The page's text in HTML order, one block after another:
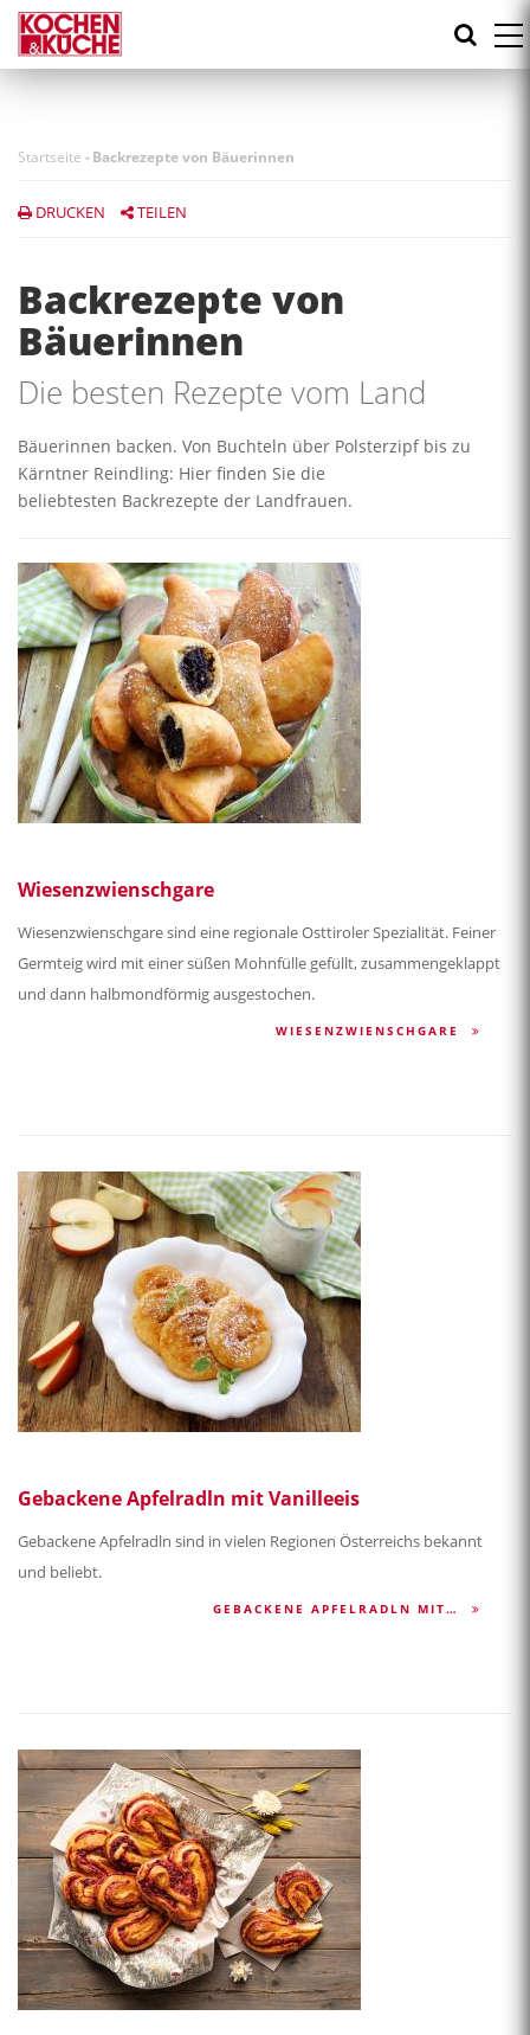
Direkt
zum
Inhalt
Startseite -Backrezepte von Bäuerinnen
DRUCKEN TEILEN
Backrezepte von
Bäuerinnen
Die besten Rezepte vom Land
Bäuerinnen backen. Von Buchteln über Polsterzipf bis zu
Kärntner Reindling: Hier finden Sie die
beliebtesten Backrezepte der Landfrauen.
Wiesenzwienschgare
Wiesenzwienschgare sind eine regionale Osttiroler Spezialität. Feiner
Germteig wird mit einer süßen Mohnfülle gefüllt, zusammengeklappt
und dann halbmondförmig ausgestochen.
WIESENZWIENSCHGARE
Gebackene Apfelradln mit Vanilleeis
Gebackene Apfelradln sind in vielen Regionen Österreichs bekannt
und beliebt.
GEBACKENE APFELRADLN MIT…